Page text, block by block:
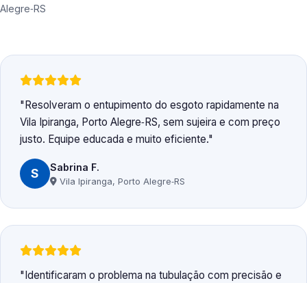
Alegre‑RS
Resolveram o entupimento do esgoto rapidamente na
Vila Ipiranga, Porto Alegre‑RS, sem sujeira e com preço
justo. Equipe educada e muito eficiente.
S Sabrina F.
Vila Ipiranga, Porto Alegre‑RS
Identificaram o problema na tubulação com precisão e